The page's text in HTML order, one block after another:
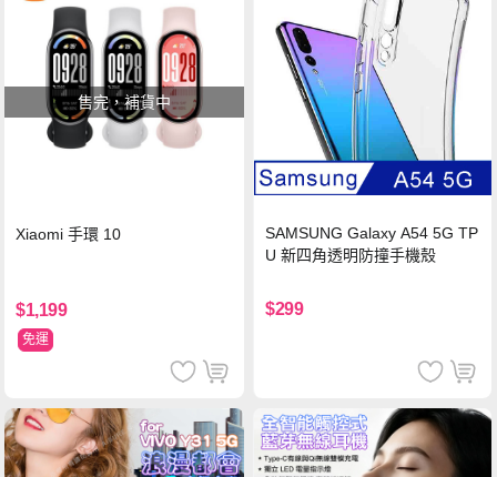
售完，補貨中
Xiaomi 手環 10
$1,199
免運
SAMSUNG Galaxy A54 5G TP
U 新四角透明防撞手機殼
$299